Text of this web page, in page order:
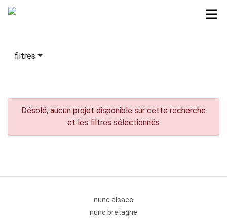
filtres
Désolé, aucun projet disponible sur cette recherche
et les filtres sélectionnés
nunc alsace
nunc bretagne